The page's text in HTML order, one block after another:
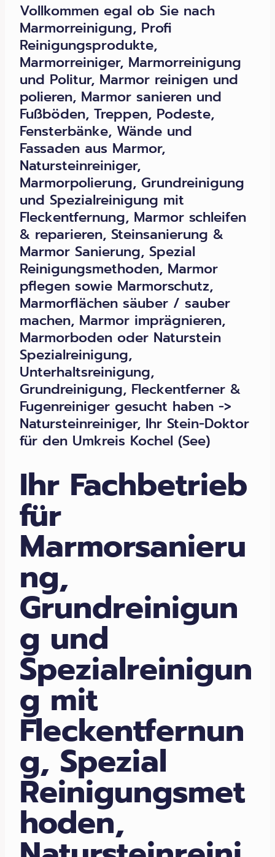
Vollkommen egal ob Sie nach
Marmorreinigung, Profi
Reinigungsprodukte,
Marmorreiniger, Marmorreinigung
und Politur, Marmor reinigen und
polieren, Marmor sanieren und
Fußböden, Treppen, Podeste,
Fensterbänke, Wände und
Fassaden aus Marmor,
Natursteinreiniger,
Marmorpolierung, Grundreinigung
und Spezialreinigung mit
Fleckentfernung, Marmor schleifen
& reparieren, Steinsanierung &
Marmor Sanierung, Spezial
Reinigungsmethoden, Marmor
pflegen sowie Marmorschutz,
Marmorflächen säuber / sauber
machen, Marmor imprägnieren,
Marmorboden oder Naturstein
Spezialreinigung,
Unterhaltsreinigung,
Grundreinigung, Fleckentferner &
Fugenreiniger gesucht haben ->
Natursteinreiniger, Ihr Stein-Doktor
für den Umkreis Kochel (See)
Ihr Fachbetrieb
für
Marmorsanieru
ng,
Grundreinigun
g und
Spezialreinigun
g mit
Fleckentfernun
g, Spezial
Reinigungsmet
hoden,